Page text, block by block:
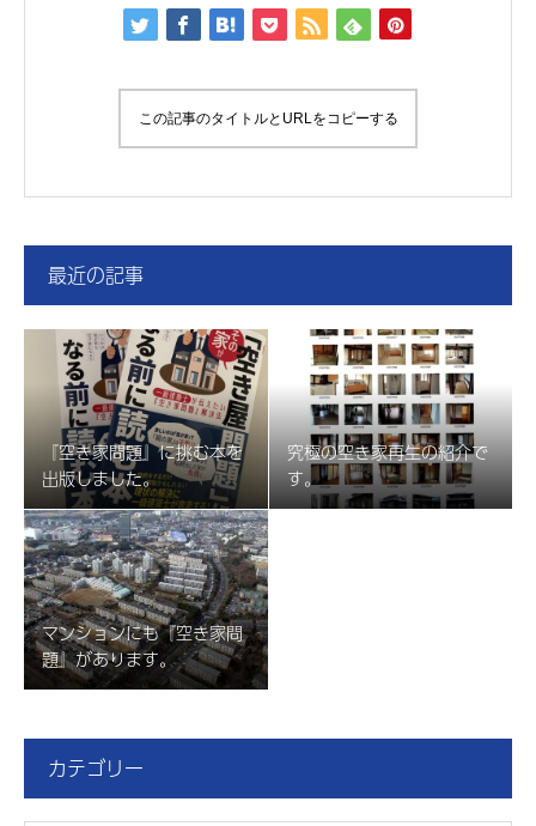
この記事のタイトルとURLをコピーする
最近の記事
『空き家問題』に挑む本を
出版しました。
究極の空き家再生の紹介で
す。
マンションにも『空き家問
題』があります。
カテゴリー